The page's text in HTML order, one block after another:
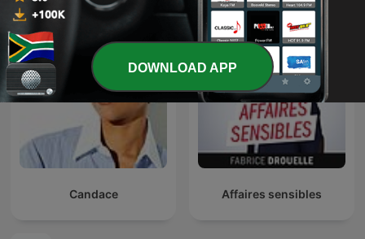
Candace Affaires sensibles
DOWNLOAD APP